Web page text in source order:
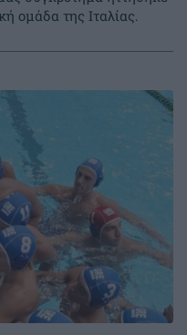
ομάδα της Ιταλίας.